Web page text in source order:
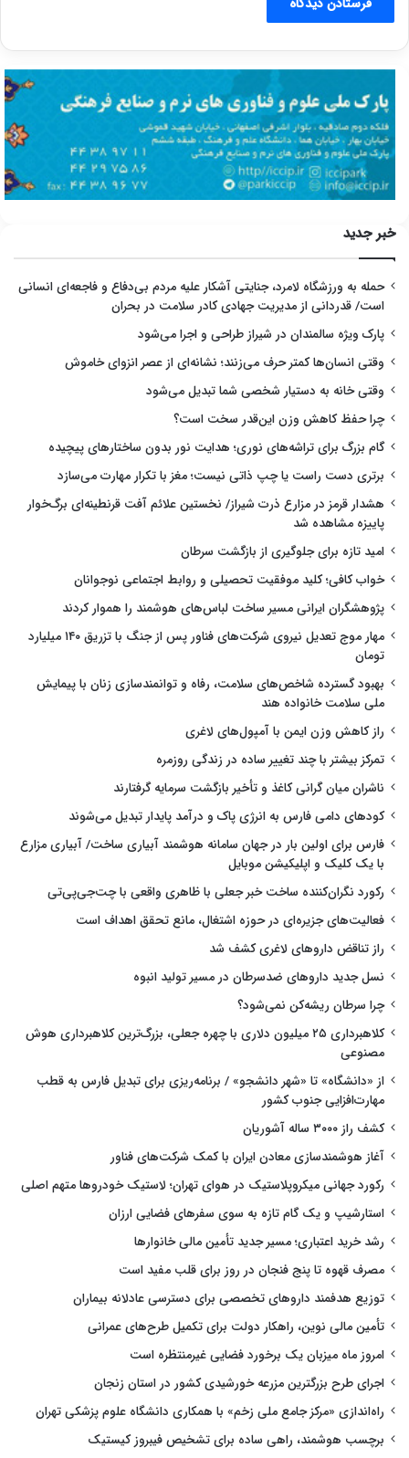
خبر جدید
حمله به ورزشگاه لامرد، جنایتی آشکار علیه مردم بی‌دفاع و فاجعه‌ای انسانی
است/ قدردانی از مدیریت جهادی کادر سلامت در بحران
پارک ویژه سالمندان در شیراز طراحی و اجرا می‌شود
وقتی انسان‌ها کمتر حرف می‌زنند؛ نشانه‌ای از عصر انزوای خاموش
وقتی خانه به دستیار شخصی شما تبدیل می‌شود
چرا حفظ کاهش وزن این‌قدر سخت است؟
گام بزرگ برای تراشه‌های نوری؛ هدایت نور بدون ساختارهای پیچیده
برتری دست راست یا چپ ذاتی نیست؛ مغز با تکرار مهارت می‌سازد
هشدار قرمز در مزارع ذرت شیراز/ نخستین علائم آفت قرنطینه‌ای برگ‌خوار
پاییزه مشاهده شد
امید تازه برای جلوگیری از بازگشت سرطان
خواب کافی؛ کلید موفقیت تحصیلی و روابط اجتماعی نوجوانان
پژوهشگران ایرانی مسیر ساخت لباس‌های هوشمند را هموار کردند
مهار موج تعدیل نیروی شرکت‌های فناور پس از جنگ با تزریق ۱۴۰ میلیارد
تومان
بهبود گسترده شاخص‌های سلامت، رفاه و توانمندسازی زنان با پیمایش
ملی سلامت خانواده هند
راز کاهش وزن ایمن با آمپول‌های لاغری
تمرکز بیشتر با چند تغییر ساده در زندگی روزمره
ناشران میان گرانی کاغذ و تأخیر بازگشت سرمایه گرفتارند
کودهای دامی فارس به انرژی پاک و درآمد پایدار تبدیل می‌شوند
فارس برای اولین بار در جهان سامانه هوشمند آبیاری ساخت/ آبیاری مزارع
با یک کلیک و اپلیکیشن موبایل
رکورد نگران‌کننده ساخت خبر جعلی با ظاهری واقعی با چت‌جی‌پی‌تی
فعالیت‌های جزیره‌ای در حوزه اشتغال، مانع تحقق اهداف است
راز تناقض داروهای لاغری کشف شد
نسل جدید داروهای ضدسرطان در مسیر تولید انبوه
چرا سرطان ریشه‌کن نمی‌شود؟
کلاهبرداری ۲۵ میلیون دلاری با چهره جعلی، بزرگ‌ترین کلاهبرداری هوش
مصنوعی
از «دانشگاه» تا «شهر دانشجو» / برنامه‌ریزی برای تبدیل فارس به قطب
مهارت‌افزایی جنوب کشور
کشف راز ۳۰۰۰ ساله آشوریان
آغاز هوشمندسازی معادن ایران با کمک شرکت‌های فناور
رکورد جهانی میکروپلاستیک در هوای تهران؛ لاستیک خودروها متهم اصلی
استارشیپ و یک گام تازه به سوی سفرهای فضایی ارزان
رشد خرید اعتباری؛ مسیر جدید تأمین مالی خانوارها
مصرف قهوه تا پنج فنجان در روز برای قلب مفید است
توزیع هدفمند داروهای تخصصی برای دسترسی عادلانه بیماران
تأمین مالی نوین، راهکار دولت برای تکمیل طرح‌های عمرانی
امروز ماه میزبان یک برخورد فضایی غیرمنتظره است
اجرای طرح بزرگترین مزرعه خورشیدی کشور در استان زنجان
راه‌اندازی «مرکز جامع ملی زخم» با همکاری دانشگاه علوم پزشکی تهران
برچسب هوشمند، راهی ساده برای تشخیص فیبروز کیستیک